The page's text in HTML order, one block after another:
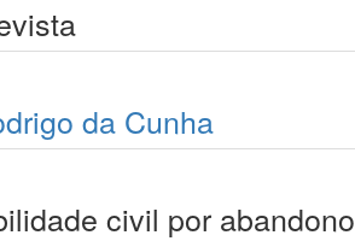
da Cunha
civil por